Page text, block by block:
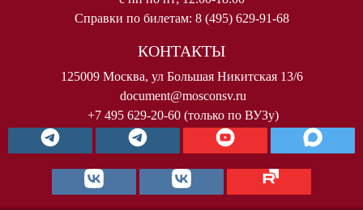
Справки по билетам: 8 (495) 629-91-68
КОНТАКТЫ
125009 Москва, ул Большая Никитская 13/6
document@mosconsv.ru
+7 495 629-20-60 (только по ВУЗу)